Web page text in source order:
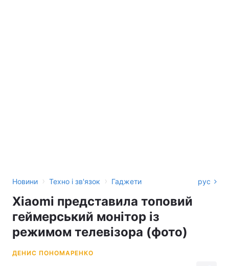
Новини › Техно і зв'язок › Гаджети рус
Xiaomi представила топовий
геймерський монітор із
режимом телевізора (фото)
ДЕНИС ПОНОМАРЕНКО